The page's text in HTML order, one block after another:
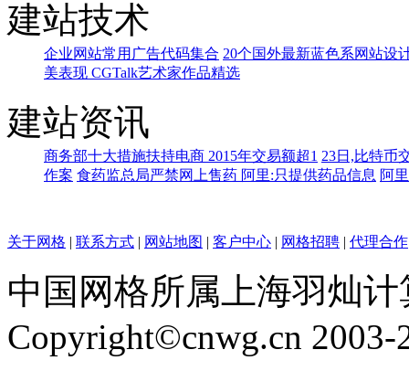
建站技术
企业网站常用广告代码集合 20个国外最新蓝色系网站设
美表现 CGTalk艺术家作品精选
建站资讯
商务部十大措施扶持电商 2015年交易额超1 23日,比特币
作案 食药监总局严禁网上售药 阿里:只提供药品信息 阿
关于网格 | 联系方式 | 网站地图 | 客户中心 | 网格招聘 | 代理合作
中国网格所属上海羽灿
Copyright©cnwg.cn 2003-